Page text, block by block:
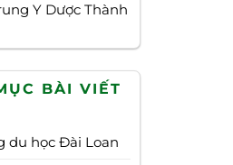
Y Dược Thành
BÀI VIẾT
du học Đài Loan